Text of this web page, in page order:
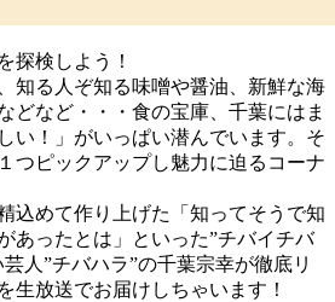
探検しよう！
知る人ぞ知る味噌や醤油、新鮮な海
どなど・・・食の宝庫、千葉にはま
い！」がいっぱい潜んでいます。そ
つピックアップし魅力に迫るコーナ
込めて作り上げた「知ってそうで知
あったとは」といった”チバイチバ
人”チバハラ”の千葉宗幸が徹底リ
生放送でお届けしちゃいます！